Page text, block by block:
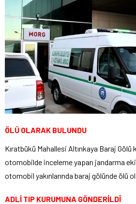
ÖLÜ OLARAK BULUNDU
Kıratbükü Mahallesi Altınkaya Baraj Gölü
otomobilde inceleme yapan jandarma
otomobil yakınlarında baraj gölünde ölü
ADLİ TIP KURUMUNA GÖNDERİLDİ